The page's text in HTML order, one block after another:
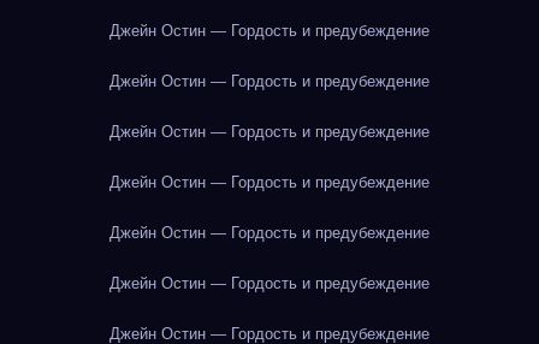
Джейн Остин — Гордость и предубеждение
Джейн Остин — Гордость и предубеждение
Джейн Остин — Гордость и предубеждение
Джейн Остин — Гордость и предубеждение
Джейн Остин — Гордость и предубеждение
Джейн Остин — Гордость и предубеждение
Джейн Остин — Гордость и предубеждение